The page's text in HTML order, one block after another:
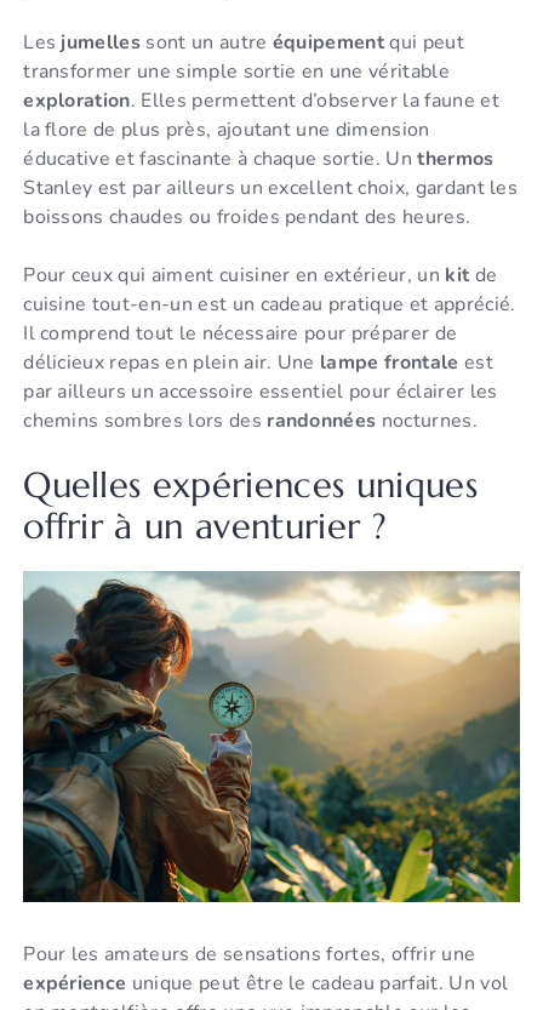
Les jumelles sont un autre équipementqui peut
transformer une simple sortie en une véritable
exploration. Elles permettent d’observer la faune et
la flore de plus près, ajoutant une dimension
éducative et fascinante à chaque sortie. Unthermos
Stanley est par ailleurs un excellent choix, gardant les
boissons chaudes ou froides pendant des heures.
Pour ceux qui aiment cuisiner en extérieur, un kit de
cuisine tout-en-un est un cadeau pratique et apprécié.
Il comprend tout le nécessaire pour préparer de
délicieux repas en plein air. Une lampe frontale est
par ailleurs un accessoire essentiel pour éclairer les
chemins sombres lors des randonnées nocturnes.
Quelles expériences uniques
offrir à un aventurier ?
Pour les amateurs de sensations fortes, offrir une
expérience unique peut être le cadeau parfait. Un vol